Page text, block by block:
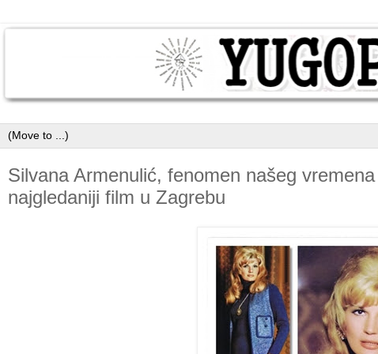
Silvana Armenulić, fenomen našeg
najgledaniji film u Zagrebu